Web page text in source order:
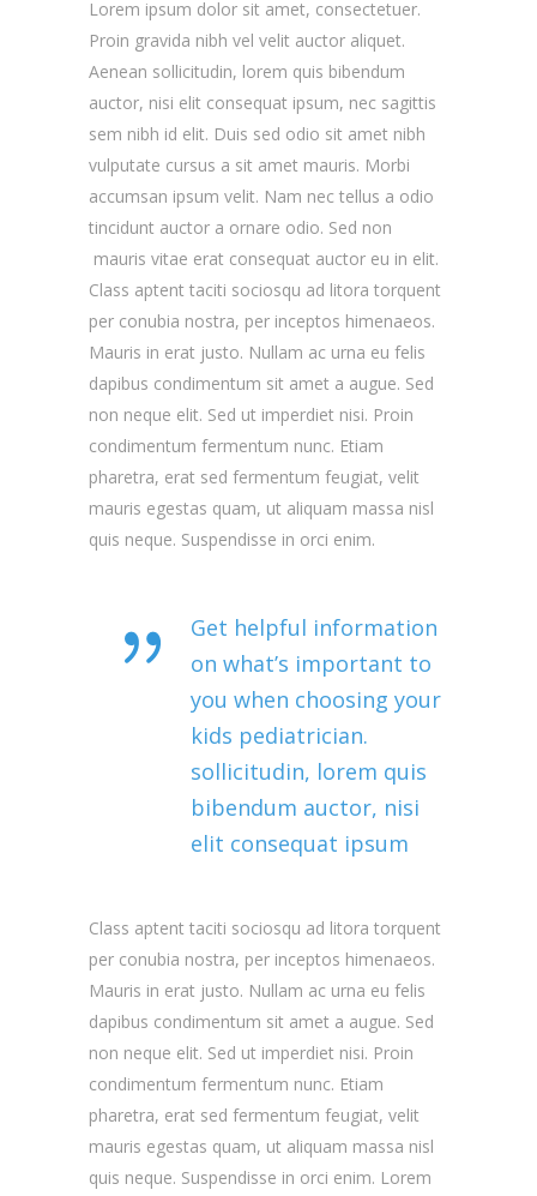
Lorem ipsum dolor sit amet, consectetuer.
Proin gravida nibh vel velit auctor aliquet.
Aenean sollicitudin, lorem quis bibendum
auctor, nisi elit consequat ipsum, nec sagittis
sem nibh id elit. Duis sed odio sit amet nibh
vulputate cursus a sit amet mauris. Morbi
accumsan ipsum velit. Nam nec tellus a odio
tincidunt auctor a ornare odio. Sed non
mauris vitae erat consequat auctor eu in elit.
Class aptent taciti sociosqu ad litora torquent
per conubia nostra, per inceptos himenaeos.
Mauris in erat justo. Nullam ac urna eu felis
dapibus condimentum sit amet a augue. Sed
non neque elit. Sed ut imperdiet nisi. Proin
condimentum fermentum nunc. Etiam
pharetra, erat sed fermentum feugiat, velit
mauris egestas quam, ut aliquam massa nisl
quis neque. Suspendisse in orci enim.
Get helpful information
on what’s important to
you when choosing your
kids pediatrician.
sollicitudin, lorem quis
bibendum auctor, nisi
elit consequat ipsum
Class aptent taciti sociosqu ad litora torquent
per conubia nostra, per inceptos himenaeos.
Mauris in erat justo. Nullam ac urna eu felis
dapibus condimentum sit amet a augue. Sed
non neque elit. Sed ut imperdiet nisi. Proin
condimentum fermentum nunc. Etiam
pharetra, erat sed fermentum feugiat, velit
mauris egestas quam, ut aliquam massa nisl
quis neque. Suspendisse in orci enim. Lorem